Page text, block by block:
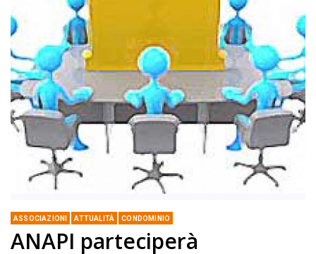
ASSOCIAZIONI ATTUALITÀ CONDOMINIO
ANAPI parteciperà